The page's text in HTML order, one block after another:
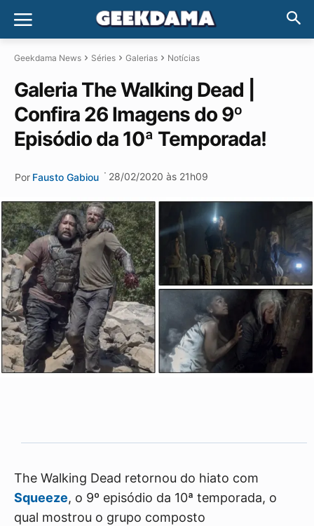
Geekdama News Séries Galerias Notícias
Galeria The Walking Dead |
Confira 26 Imagens do 9º
Episódio da 10ª Temporada!
Por Fausto Gabiou · 28/02/2020 às 21h09
The Walking Dead retornou do hiato com
Squeeze, o 9º episódio da 10ª temporada, o
qual mostrou o grupo composto